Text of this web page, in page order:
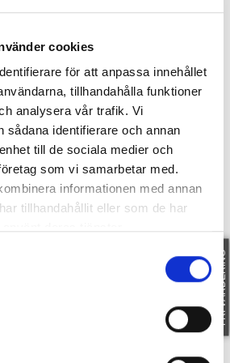
cookies
för att anpassa innehållet
tillhandahålla funktioner
analysera vår trafik. Vi
sådana identifierare och annan
till de sociala medier och
som vi samarbetar med.
informationen med annan
tillhandahållit eller som de har
och avskild skärgårdsmiljö.
till Tjustbygdens vackra skärgård
naturhamnar och utflyktsmål. Ett
för dig som söker lugn, närhet till
skärgårdskänsla.
FRI VÄRDERING